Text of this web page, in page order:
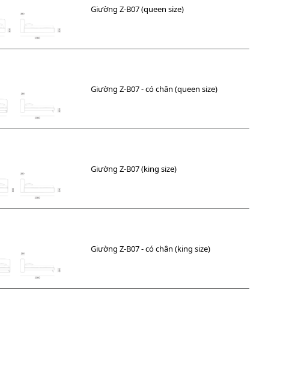
Giường Z-B07 (queen size)
Giường Z-B07 - có chân (queen size)
Giường Z-B07 (king size)
Giường Z-B07 - có chân (king size)